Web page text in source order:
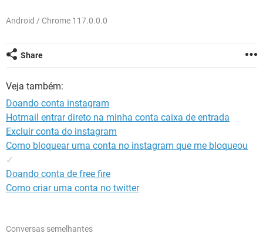
Android / Chrome 117.0.0.0
Share
Veja também:
Doando conta instagram
Hotmail entrar direto na minha conta caixa de entrada
Excluir conta do instagram
Como bloquear uma conta no instagram que me bloqueou
✓
Doando conta de free fire
Como criar uma conta no twitter
Conversas semelhantes